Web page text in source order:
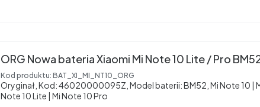
ORG Nowa bateria Xiaomi Mi Note 10 Lite / Pro
Kod produktu: BAT_XI_MI_NT10_ORG
Oryginał, Kod: 46020000095Z, Model baterii: BM52, Mi Note 10 |
Note 10 Lite | Mi Note 10 Pro